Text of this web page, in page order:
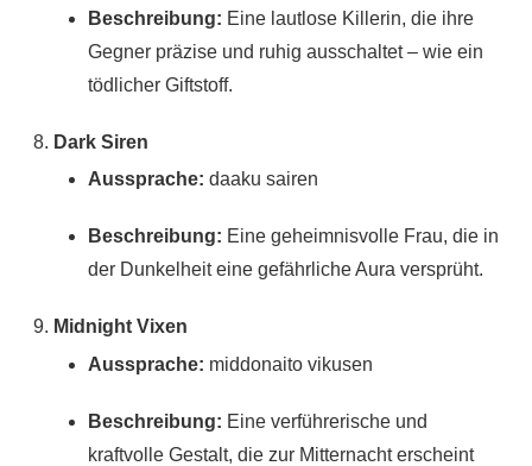
Beschreibung: Eine lautlose Killerin, die ihre
Gegner präzise und ruhig ausschaltet – wie ein
tödlicher Giftstoff.
Dark Siren
Aussprache: daaku sairen
Beschreibung: Eine geheimnisvolle Frau, die in
der Dunkelheit eine gefährliche Aura versprüht.
Midnight Vixen
Aussprache: middonaito vikusen
Beschreibung: Eine verführerische und
kraftvolle Gestalt, die zur Mitternacht erscheint